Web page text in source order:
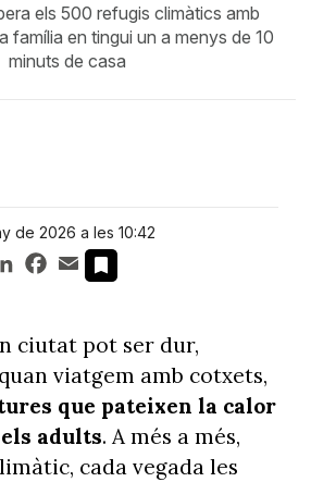
els 500 refugis climàtics amb
família en tingui un a menys de 10
minuts de casa
de 2026 a les 10:42
LinkedInFacebook
Email
ciutat pot ser dur,
viatgem amb cotxets,
que pateixen la calor
adults. A més a més,
cada vegada les